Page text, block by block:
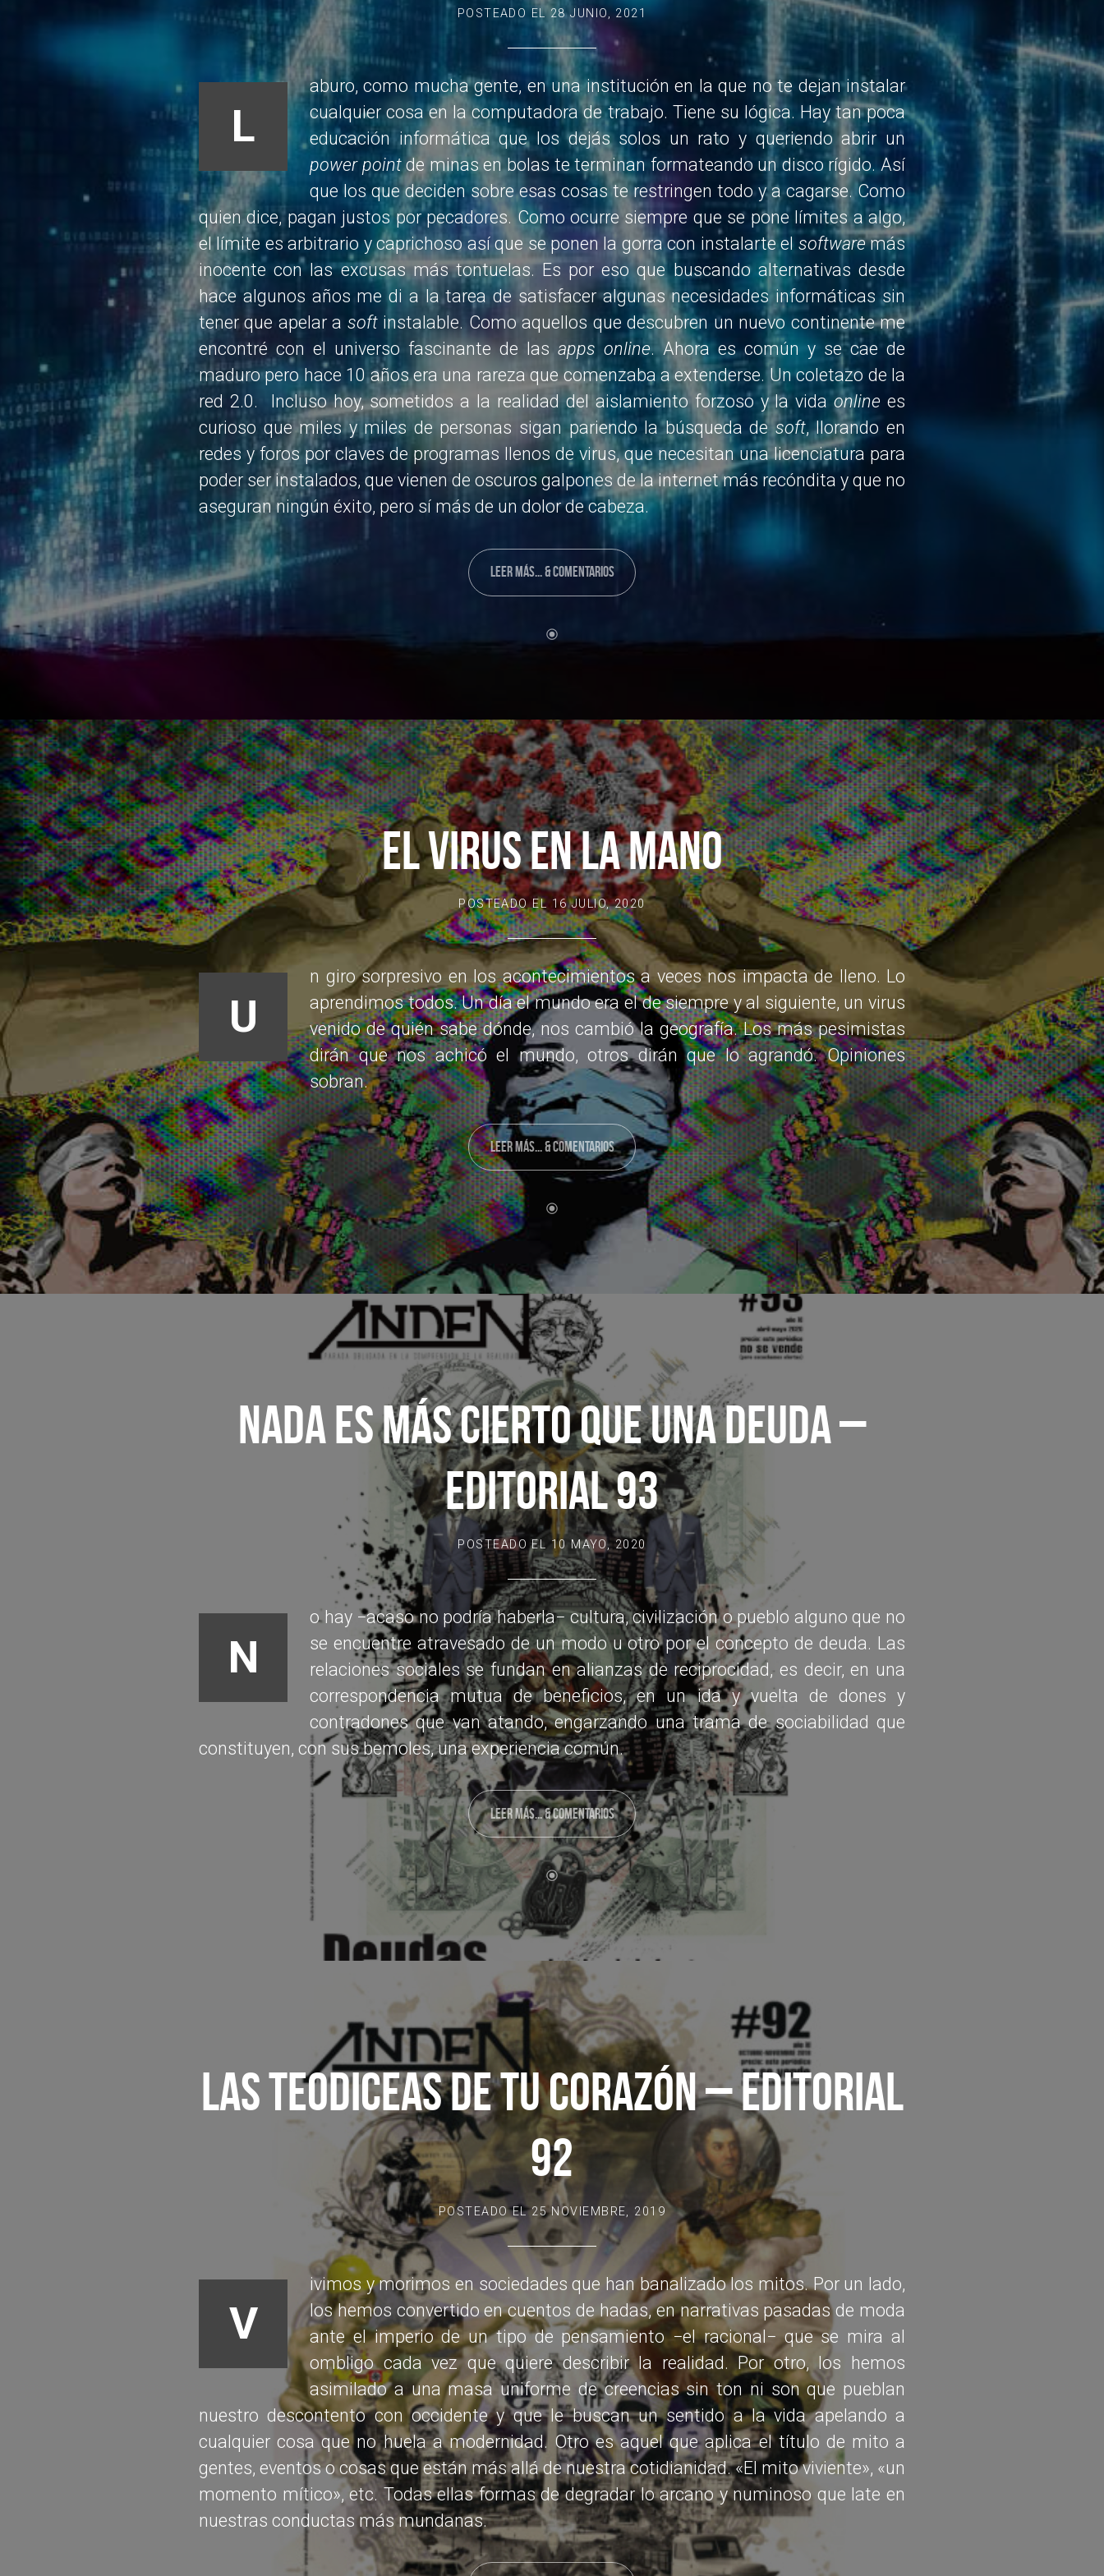
POSTEADO EL 28 JUNIO, 2021
L
aburo, como mucha gente, en una institución en la que no te dejan instalar
cualquier cosa en la computadora de trabajo. Tiene su lógica. Hay tan poca
educación informática que los dejás solos un rato y queriendo abrir un
power pointde minas en bolas te terminan formateando un disco rígido. Así
que los que deciden sobre esas cosas te restringen todo y a cagarse. Como
quien dice, pagan justos por pecadores. Como ocurre siempre que se pone límites a algo,
el límite es arbitrario y caprichoso así que se ponen la gorra con instalarte el softwaremás
inocente con las excusas más tontuelas. Es por eso que buscando alternativas desde
hace algunos años me di a la tarea de satisfacer algunas necesidades informáticas sin
tener que apelar a softinstalable. Como aquellos que descubren un nuevo continente me
encontré con el universo fascinante de las apps online. Ahora es común y se cae de
maduro pero hace 10 años era una rareza que comenzaba a extenderse. Un coletazo de la
red 2.0. Incluso hoy, sometidos a la realidad del aislamiento forzoso y la vida online es
curioso que miles y miles de personas sigan pariendo la búsqueda desoft, llorando en
redes y foros por claves de programas llenos de virus, que necesitan una licenciatura para
poder ser instalados, que vienen de oscuros galpones de la internet más recóndita y que no
aseguran ningún éxito, pero sí más de un dolor de cabeza.
LEER MÁS... & COMENTARIOS
EL VIRUS EN LA MANO
POSTEADO EL 16 JULIO, 2020
U
n giro sorpresivo en los acontecimientos a veces nos impacta de lleno. Lo
aprendimos todos. Un día el mundo era el de siempre y al siguiente, un virus
venido de quién sabe dónde, nos cambió la geografía. Los más pesimistas
dirán que nos achicó el mundo, otros dirán que lo agrandó. Opiniones
sobran.
LEER MÁS... & COMENTARIOS
NADA ES MÁS CIERTO QUE UNA DEUDA –
EDITORIAL 93
POSTEADO EL10 MAYO, 2020
N
o hay −acaso no podría haberla− cultura, civilización o pueblo alguno que no
se encuentre atravesado de un modo u otro por el concepto de deuda. Las
relaciones sociales se fundan en alianzas de reciprocidad, es decir, en una
correspondencia mutua de beneficios, en un ida y vuelta de dones y
contradones que van atando, engarzando una trama de sociabilidad que
constituyen, con sus bemoles, una experiencia común.
LEER MÁS... & COMENTARIOS
LAS TEODICEAS DE TU CORAZÓN – EDITORIAL
92
POSTEADO EL25 NOVIEMBRE, 2019
V
ivimos y morimos en sociedades que han banalizado los mitos. Por un lado,
los hemos convertido en cuentos de hadas, en narrativas pasadas de moda
ante el imperio de un tipo de pensamiento −el racional− que se mira al
ombligo cada vez que quiere describir la realidad. Por otro, los hemos
asimilado a una masa uniforme de creencias sin ton ni son que pueblan
nuestro descontento con occidente y que le buscan un sentido a la vida apelando a
cualquier cosa que no huela a modernidad. Otro es aquel que aplica el título de mito a
gentes, eventos o cosas que están más allá de nuestra cotidianidad. «El mito viviente», «un
momento mítico», etc. Todas ellas formas de degradar lo arcano y numinoso que late en
nuestras conductas más mundanas.